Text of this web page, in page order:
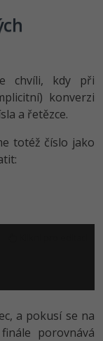
chvíli, kdy při
konverzi
a řetězce.
totéž číslo jako
a pokusí se na
porovnává